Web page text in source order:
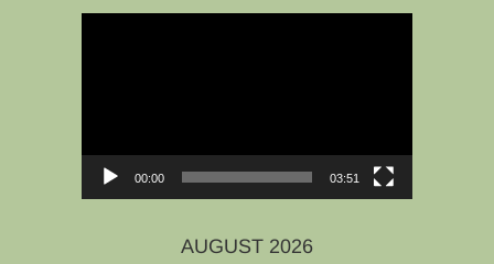
00:00 03:51
AUGUST 2026